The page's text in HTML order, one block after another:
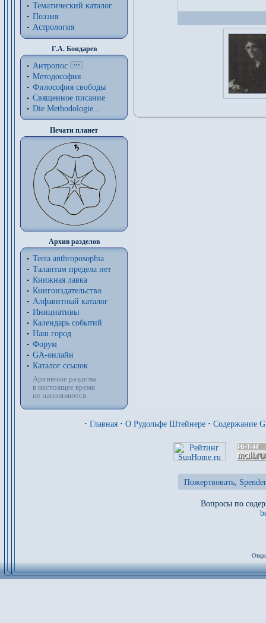
Тематический каталог
Поэзия
Астрология
Г.А. Бондарев
Антропос
Методософия
Философия cвободы
Священное писание
Die Methodologie...
Печати планет
Архив разделов
Terra anthroposophia
Талантам предела нет
Книжная лавка
Книгоиздательство
Алфавитный каталог
Инициативы
Календарь событий
Наш город
Форум
GA-онлайн
Каталог ссылок
Архивные разделы
в настоящее время
не наполняются
· Главная · О Рудольфе Штейнере · Содержание
Пожертвовать,
Вопросы по